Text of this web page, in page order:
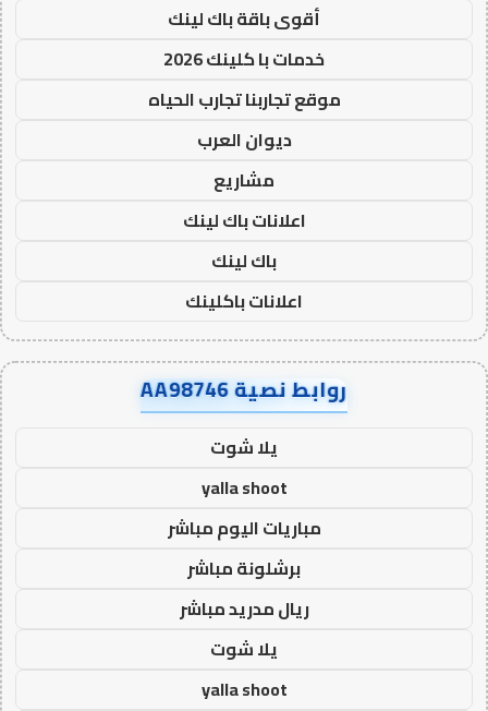
أقوى باقة باك لينك
خدمات با كلينك 2026
موقع تجاربنا تجارب الحياه
ديوان العرب
مشاريع
اعلانات باك لينك
باك لينك
اعلانات باكلينك
روابط نصية AA98746
يلا شوت
yalla shoot
مباريات اليوم مباشر
برشلونة مباشر
ريال مدريد مباشر
يلا شوت
yalla shoot